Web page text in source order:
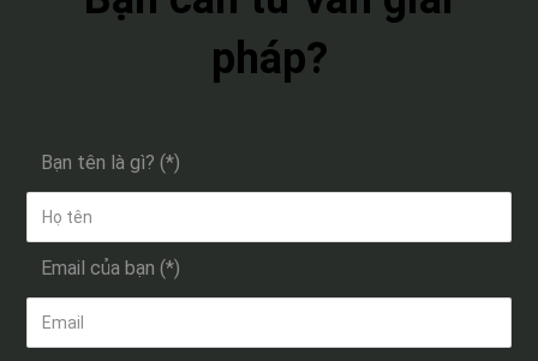
pháp?
Bạn tên là gì? (*)
Email của bạn (*)